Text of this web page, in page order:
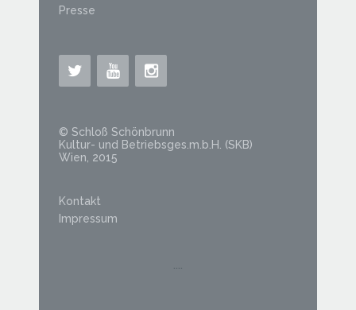
Presse
© Schloß Schönbrunn
Kultur- und Betriebsges.m.b.H. (SKB)
Wien, 2015
Kontakt
Impressum
....